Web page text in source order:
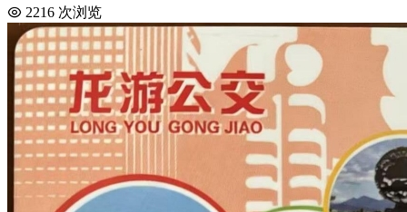
2216 次浏览